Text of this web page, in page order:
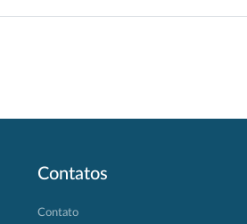
Contatos
Contato